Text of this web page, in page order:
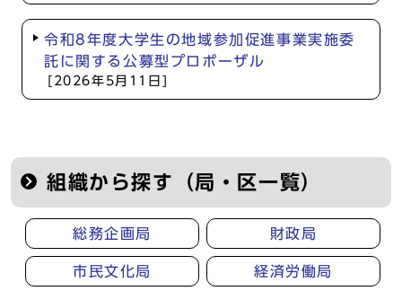
令和8年度大学生の地域参加促進事業実施委
託に関する公募型プロポーザル
[2026年5月11日]
組織から探す（局・区一覧）
総務企画局 財政局
市民文化局 経済労働局